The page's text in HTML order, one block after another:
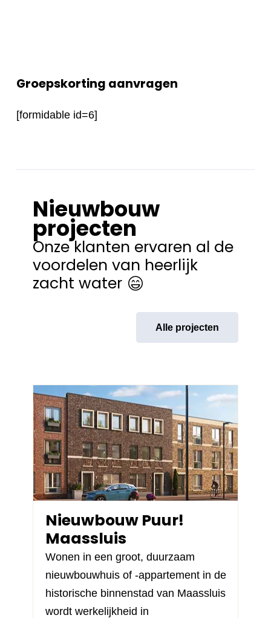
Groepskorting aanvragen
[formidable id=6]
Nieuwbouw
projecten
Onze klanten ervaren al de
voordelen van heerlijk
zacht water
Alle projecten
Nieuwbouw Puur!
Maassluis
Wonen in een groot, duurzaam
nieuwbouwhuis of -appartement in de
historische binnenstad van Maassluis
wordt werkelijkheid in